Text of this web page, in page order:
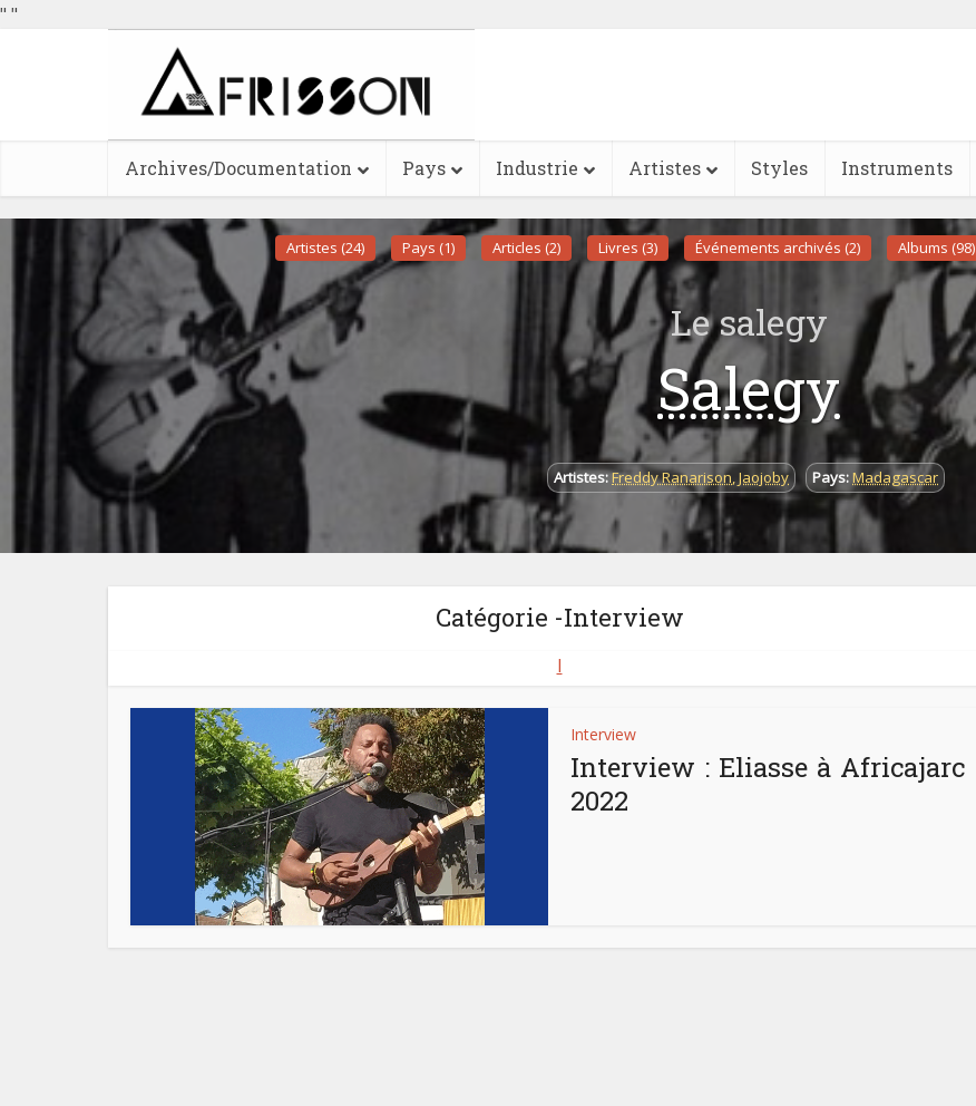
" "
Archives/Documentation Pays Industrie Artistes Styles Instruments
Artistes (24) Pays (1) Articles (2) Livres (3) Événements archivés (2) Albums (98)
Le salegy
Salegy
Artistes:Freddy Ranarison,Jaojoby Pays:Madagascar
Catégorie -Interview
I
Interview
Interview : Eliasse à Africajarc
2022